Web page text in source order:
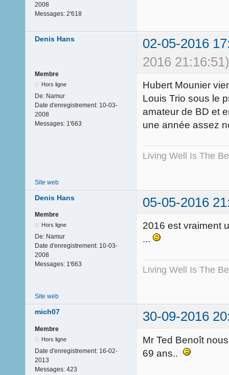
2008
Messages: 2'618
Denis Hans
02-05-2016
2016 21:16:51)
Membre
Hors ligne
De: Namur
Date d'enregistrement: 10-03-
2008
Messages: 1'663
Hubert Mounier
Louis Trio sous le
amateur de BD et
une année assez
Living Well Is The
Site web
Denis Hans 05-05-2016
Membre
Hors ligne
De: Namur
Date d'enregistrement: 10-03-
2008
Messages: 1'663
2016 est vraiment
...
Living Well Is The
Site web
mich07 30-09-2016
Membre
Hors ligne
Date d'enregistrement: 16-02-
2013
Messages: 423
Mr Ted Benoît
69 ans..